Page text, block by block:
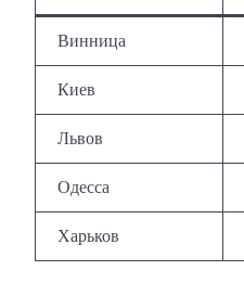
Винница
Киев
Львов
Одесса
Харьков